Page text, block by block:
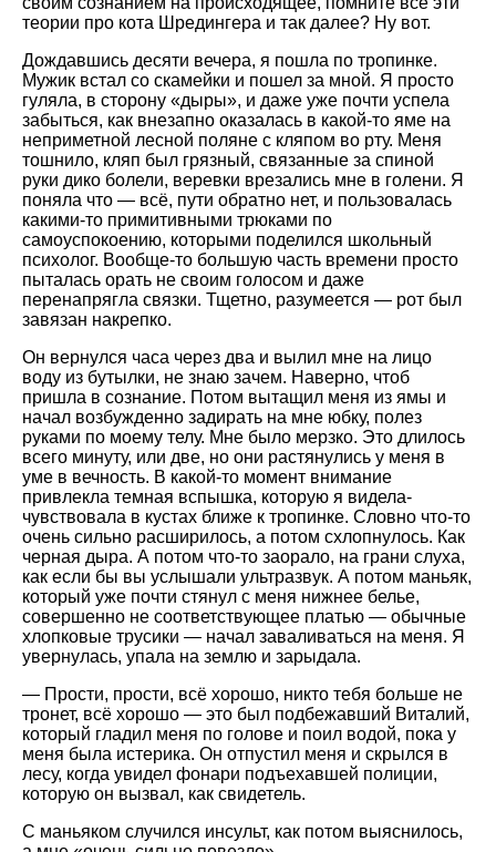
теории про кота Шредингера и так далее? Ну вот.
Дождавшись десяти вечера, я пошла по тропинке.
Мужик встал со скамейки и пошел за мной. Я просто
гуляла, в сторону «дыры», и даже уже почти успела
забыться, как внезапно оказалась в какой-то яме на
неприметной лесной поляне с кляпом во рту. Меня
тошнило, кляп был грязный, связанные за спиной
руки дико болели, веревки врезались мне в голени. Я
поняла что — всё, пути обратно нет, и пользовалась
какими-то примитивными трюками по
самоуспокоению, которыми поделился школьный
психолог. Вообще-то большую часть времени просто
пыталась орать не своим голосом и даже
перенапрягла связки. Тщетно, разумеется — рот был
завязан накрепко.
Он вернулся часа через два и вылил мне на лицо
воду из бутылки, не знаю зачем. Наверно, чтоб
пришла в сознание. Потом вытащил меня из ямы и
начал возбужденно задирать на мне юбку, полез
руками по моему телу. Мне было мерзко. Это длилось
всего минуту, или две, но они растянулись у меня в
уме в вечность. В какой-то момент внимание
привлекла темная вспышка, которую я видела-
чувствовала в кустах ближе к тропинке. Словно что-то
очень сильно расширилось, а потом схлопнулось. Как
черная дыра. А потом что-то заорало, на грани слуха,
как если бы вы услышали ультразвук. А потом маньяк,
который уже почти стянул с меня нижнее белье,
совершенно не соответствующее платью — обычные
хлопковые трусики — начал заваливаться на меня. Я
увернулась, упала на землю и зарыдала.
— Прости, прости, всё хорошо, никто тебя больше не
тронет, всё хорошо — это был подбежавший Виталий,
который гладил меня по голове и поил водой, пока у
меня была истерика. Он отпустил меня и скрылся в
лесу, когда увидел фонари подъехавшей полиции,
которую он вызвал, как свидетель.
С маньяком случился инсульт, как потом выяснилось,